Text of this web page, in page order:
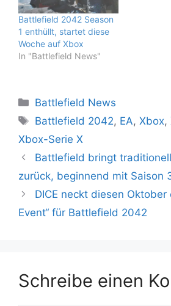
Battlefield 2042 Season
1 enthüllt, startet diese
Woche auf Xbox
In "Battlefield News"
Kategorien
Battlefield News
Schlagwörter
Battlefield 2042, EA,Xbox,
Xbox-Serie X
Battlefield bringt
zurück, beginnend mit Saison
DICE neckt diesen Oktober
Event“ für Battlefield 2042
Schreibe einen